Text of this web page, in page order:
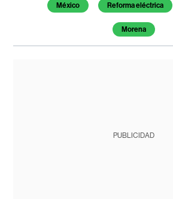
México Reforma eléctrica
Morena
PUBLICIDAD